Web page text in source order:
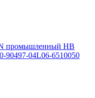
промышленный HB
90497-04L06-6510050